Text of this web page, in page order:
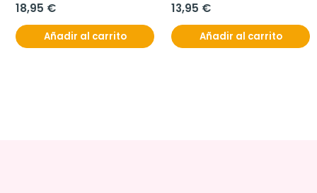
18,95 €
Añadir al carrito
13,95 €
Añadir al carrito